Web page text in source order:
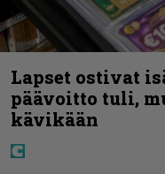
Lapset ostivat
päävoitto tuli,
kävikään